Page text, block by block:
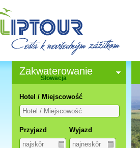
Zakwaterowanie
Słowacja
Hotel / Miejscowość
Przyjazd Wyjazd